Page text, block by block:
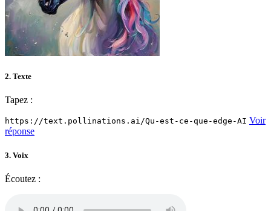
2. Texte
Tapez :
https://text.pollinations.ai/Qu-est-ce-que-edge-AI Voir
réponse
3. Voix
Écoutez :